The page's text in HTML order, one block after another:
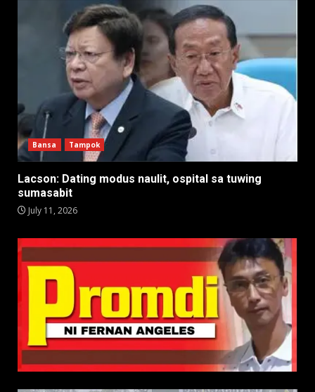
Bansa Tampok
Lacson: Dating modus naulit, ospital sa tuwing
sumasabit
July 11, 2026